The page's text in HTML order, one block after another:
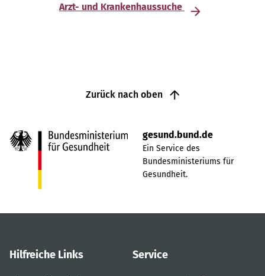
Arzt- und Krankenhaussuche
Zurück nach oben
gesund.bund.de
Ein Service des
Bundesministeriums für
Gesundheit.
Hilfreiche Links Service